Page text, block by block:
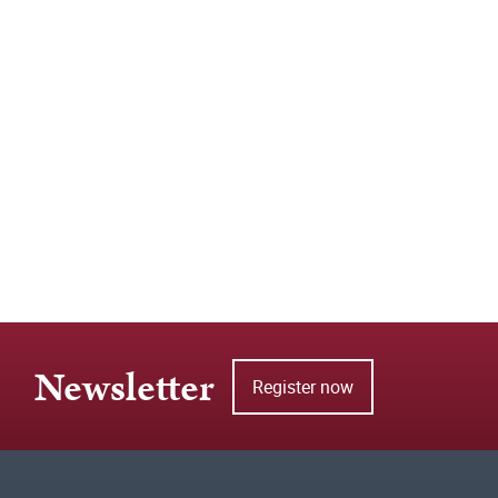
Newsletter Register now